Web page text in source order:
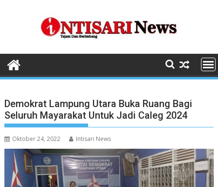
Demokrat Lampung Utara Buka Ruang Bagi
Seluruh Mayarakat Untuk Jadi Caleg 2024
Oktober 24, 2022 Intisari News